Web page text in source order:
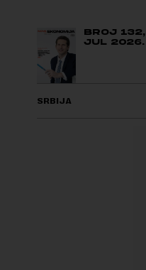
BROJ 132,
JUL 2026.
SRBIJA